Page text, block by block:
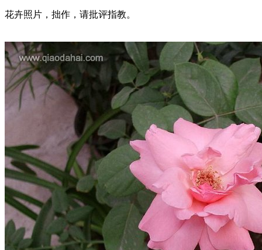
花卉照片，拙作，请批评指教。